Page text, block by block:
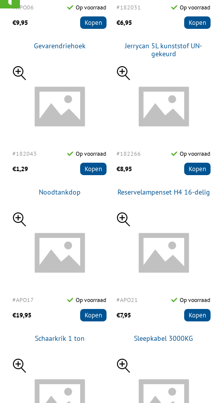
#APO06 Op voorraad
€9,95 Kopen
Gevarendriehoek
#182031 Op voorraad
€6,95 Kopen
Jerrycan 5L kunststof UN-
gekeurd
#182043 Op voorraad
€1,29 Kopen
Noodtankdop
#182266 Op voorraad
€8,95 Kopen
Reservelampenset H4 16-delig
#APO17 Op voorraad
€19,95 Kopen
Schaarkrik 1 ton
#APO21 Op voorraad
€7,95 Kopen
Sleepkabel 3000KG